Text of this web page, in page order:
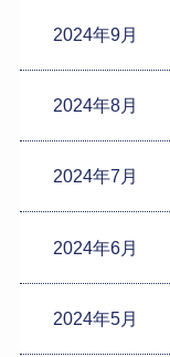
2024年9月
2024年8月
2024年7月
2024年6月
2024年5月